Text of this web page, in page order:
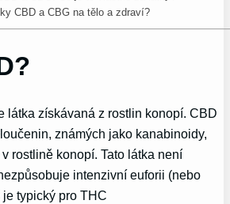
CBD a CBG na tělo a zdraví?
látka získávaná z rostlin konopí. CBD
známých jako kanabinoidy,
rostlině konopí. Tato látka není
intenzivní euforii (nebo
je typický pro THC